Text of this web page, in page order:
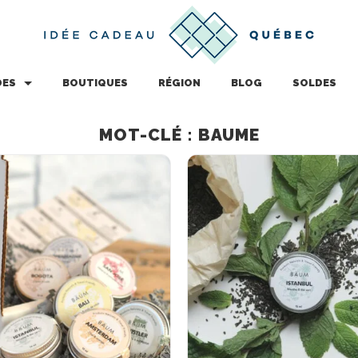
BOUTIQUES RÉGION BLOG SOLDES
MOT-CLÉ : BAUME